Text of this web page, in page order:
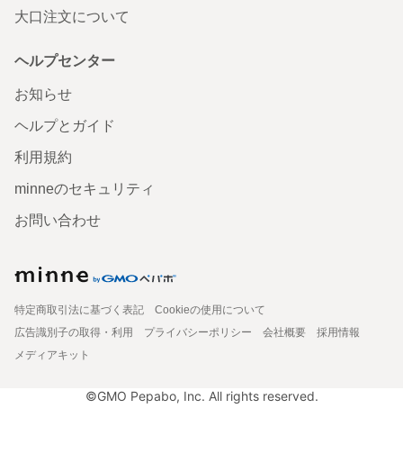
大口注文について
ヘルプセンター
お知らせ
ヘルプとガイド
利用規約
minneのセキュリティ
お問い合わせ
特定商取引法に基づく表記
Cookieの使用について
広告識別子の取得・利用
プライバシーポリシー 会社概要
採用情報
メディアキット
©GMO Pepabo, Inc. All rights reserved.